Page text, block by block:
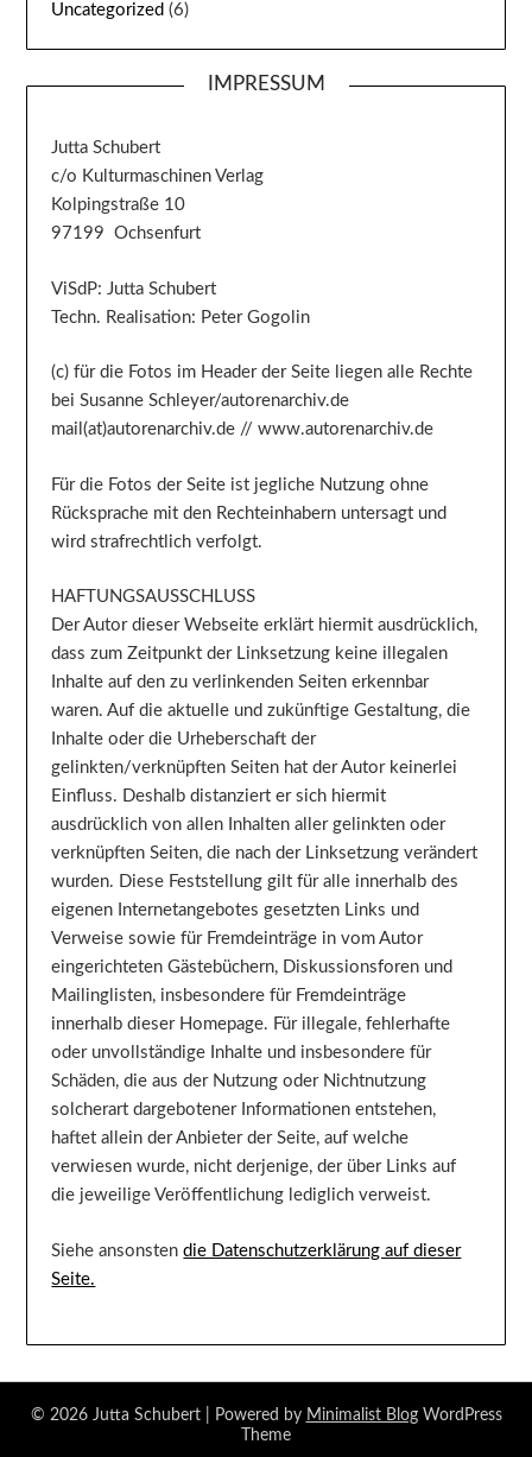
Uncategorized (6)
IMPRESSUM
Jutta Schubert
c/o Kulturmaschinen Verlag
Kolpingstraße 10
97199 Ochsenfurt
ViSdP: Jutta Schubert
Techn. Realisation: Peter Gogolin
(c) für die Fotos im Header der Seite liegen alle Rechte
bei Susanne Schleyer/autorenarchiv.de
mail(at)autorenarchiv.de // www.autorenarchiv.de
Für die Fotos der Seite ist jegliche Nutzung ohne
Rücksprache mit den Rechteinhabern untersagt und
wird strafrechtlich verfolgt.
HAFTUNGSAUSSCHLUSS
Der Autor dieser Webseite erklärt hiermit ausdrücklich,
dass zum Zeitpunkt der Linksetzung keine illegalen
Inhalte auf den zu verlinkenden Seiten erkennbar
waren. Auf die aktuelle und zukünftige Gestaltung, die
Inhalte oder die Urheberschaft der
gelinkten/verknüpften Seiten hat der Autor keinerlei
Einfluss. Deshalb distanziert er sich hiermit
ausdrücklich von allen Inhalten aller gelinkten oder
verknüpften Seiten, die nach der Linksetzung verändert
wurden. Diese Feststellung gilt für alle innerhalb des
eigenen Internetangebotes gesetzten Links und
Verweise sowie für Fremdeinträge in vom Autor
eingerichteten Gästebüchern, Diskussionsforen und
Mailinglisten, insbesondere für Fremdeinträge
innerhalb dieser Homepage. Für illegale, fehlerhafte
oder unvollständige Inhalte und insbesondere für
Schäden, die aus der Nutzung oder Nichtnutzung
solcherart dargebotener Informationen entstehen,
haftet allein der Anbieter der Seite, auf welche
verwiesen wurde, nicht derjenige, der über Links auf
die jeweilige Veröffentlichung lediglich verweist.
Siehe ansonstendie Datenschutzerklärung auf dieser
Seite.
© 2026 Jutta Schubert | Powered by Minimalist BlogWordPress
Theme